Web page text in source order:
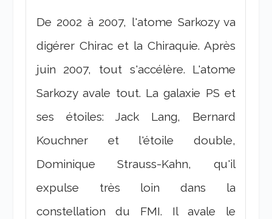
De 2002 à 2007, l'atome Sarkozy va
digérer Chirac et la Chiraquie. Après
juin 2007, tout s'accélère. L'atome
Sarkozy avale tout. La galaxie PS et
ses étoiles: Jack Lang, Bernard
Kouchner et l'étoile double,
Dominique Strauss-Kahn, qu'il
expulse très loin dans la
constellation du FMI. Il avale le